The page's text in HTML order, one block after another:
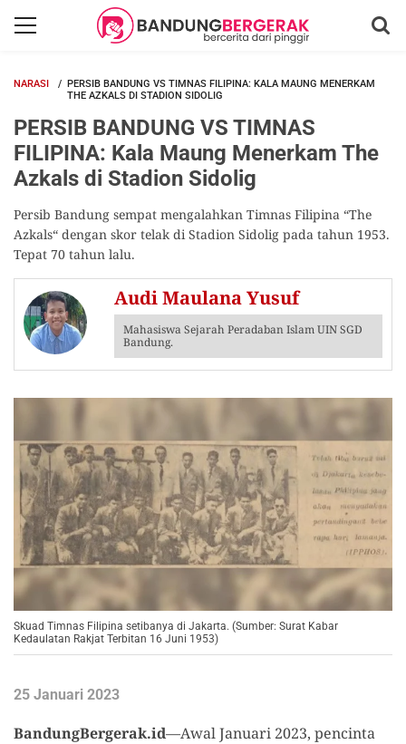
NARASI
PERSIB BANDUNG VS TIMNAS FILIPINA: KALA MAUNG MENERKAM
THE AZKALS DI STADION SIDOLIG
PERSIB BANDUNG VS TIMNAS
FILIPINA: Kala Maung Menerkam The
Azkals di Stadion Sidolig
Persib Bandung sempat mengalahkan Timnas Filipina “The
Azkals“ dengan skor telak di Stadion Sidolig pada tahun 1953.
Tepat 70 tahun lalu.
Audi Maulana Yusuf
Mahasiswa Sejarah Peradaban Islam UIN SGD
Bandung.
Skuad Timnas Filipina setibanya di Jakarta. (Sumber: Surat Kabar
Kedaulatan Rakjat Terbitan 16 Juni 1953)
25 Januari 2023
BandungBergerak.id—Awal Januari 2023, pencinta